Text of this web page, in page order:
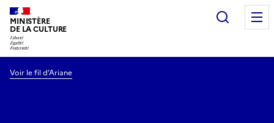
MINISTÈRE
DE LA CULTURE
Voir le fil d’Ariane